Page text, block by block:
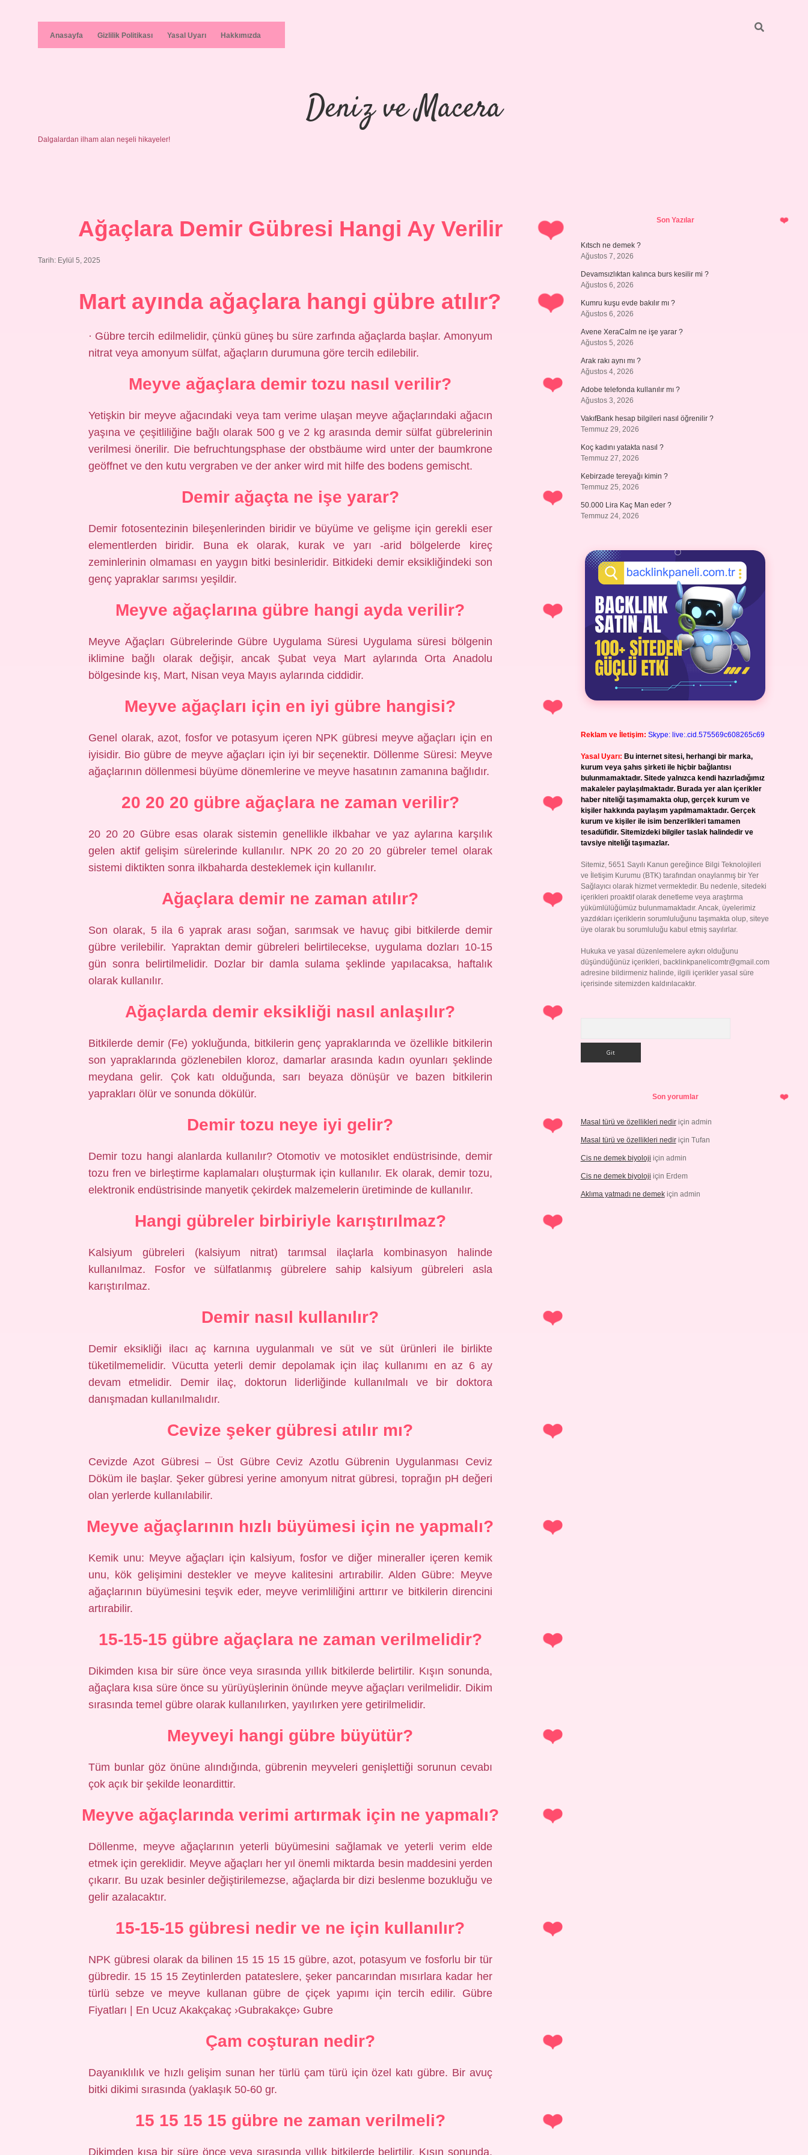
Anasayfa Gizlilik Politikası Yasal Uyarı Hakkımızda
Deniz ve Macera
Dalgalardan ilham alan neşeli hikayeler!
Ağaçlara Demir Gübresi Hangi Ay Verilir
Tarih: Eylül 5, 2025
Mart ayında ağaçlara hangi gübre atılır?
· Gübre tercih edilmelidir, çünkü güneş bu süre zarfında ağaçlarda başlar. Amonyum
nitrat veya amonyum sülfat, ağaçların durumuna göre tercih edilebilir.
Meyve ağaçlara demir tozu nasıl verilir?
Yetişkin bir meyve ağacındaki veya tam verime ulaşan meyve ağaçlarındaki ağacın
yaşına ve çeşitliliğine bağlı olarak 500 g ve 2 kg arasında demir sülfat gübrelerinin
verilmesi önerilir. Die befruchtungsphase der obstbäume wird unter der baumkrone
geöffnet ve den kutu vergraben ve der anker wird mit hilfe des bodens gemischt.
Demir ağaçta ne işe yarar?
Demir fotosentezinin bileşenlerinden biridir ve büyüme ve gelişme için gerekli eser
elementlerden biridir. Buna ek olarak, kurak ve yarı -arid bölgelerde kireç
zeminlerinin olmaması en yaygın bitki besinleridir. Bitkideki demir eksikliğindeki son
genç yapraklar sarımsı yeşildir.
Meyve ağaçlarına gübre hangi ayda verilir?
Meyve Ağaçları Gübrelerinde Gübre Uygulama Süresi Uygulama süresi bölgenin
iklimine bağlı olarak değişir, ancak Şubat veya Mart aylarında Orta Anadolu
bölgesinde kış, Mart, Nisan veya Mayıs aylarında ciddidir.
Meyve ağaçları için en iyi gübre hangisi?
Genel olarak, azot, fosfor ve potasyum içeren NPK gübresi meyve ağaçları için en
iyisidir. Bio gübre de meyve ağaçları için iyi bir seçenektir. Döllenme Süresi: Meyve
ağaçlarının döllenmesi büyüme dönemlerine ve meyve hasatının zamanına bağlıdır.
20 20 20 gübre ağaçlara ne zaman verilir?
20 20 20 Gübre esas olarak sistemin genellikle ilkbahar ve yaz aylarına karşılık
gelen aktif gelişim sürelerinde kullanılır. NPK 20 20 20 20 gübreler temel olarak
sistemi diktikten sonra ilkbaharda desteklemek için kullanılır.
Ağaçlara demir ne zaman atılır?
Son olarak, 5 ila 6 yaprak arası soğan, sarımsak ve havuç gibi bitkilerde demir
gübre verilebilir. Yapraktan demir gübreleri belirtilecekse, uygulama dozları 10-15
gün sonra belirtilmelidir. Dozlar bir damla sulama şeklinde yapılacaksa, haftalık
olarak kullanılır.
Ağaçlarda demir eksikliği nasıl anlaşılır?
Bitkilerde demir (Fe) yokluğunda, bitkilerin genç yapraklarında ve özellikle bitkilerin
son yapraklarında gözlenebilen kloroz, damarlar arasında kadın oyunları şeklinde
meydana gelir. Çok katı olduğunda, sarı beyaza dönüşür ve bazen bitkilerin
yaprakları ölür ve sonunda dökülür.
Demir tozu neye iyi gelir?
Demir tozu hangi alanlarda kullanılır? Otomotiv ve motosiklet endüstrisinde, demir
tozu fren ve birleştirme kaplamaları oluşturmak için kullanılır. Ek olarak, demir tozu,
elektronik endüstrisinde manyetik çekirdek malzemelerin üretiminde de kullanılır.
Hangi gübreler birbiriyle karıştırılmaz?
Kalsiyum gübreleri (kalsiyum nitrat) tarımsal ilaçlarla kombinasyon halinde
kullanılmaz. Fosfor ve sülfatlanmış gübrelere sahip kalsiyum gübreleri asla
karıştırılmaz.
Demir nasıl kullanılır?
Demir eksikliği ilacı aç karnına uygulanmalı ve süt ve süt ürünleri ile birlikte
tüketilmemelidir. Vücutta yeterli demir depolamak için ilaç kullanımı en az 6 ay
devam etmelidir. Demir ilaç, doktorun liderliğinde kullanılmalı ve bir doktora
danışmadan kullanılmalıdır.
Cevize şeker gübresi atılır mı?
Cevizde Azot Gübresi – Üst Gübre Ceviz Azotlu Gübrenin Uygulanması Ceviz
Döküm ile başlar. Şeker gübresi yerine amonyum nitrat gübresi, toprağın pH değeri
olan yerlerde kullanılabilir.
Meyve ağaçlarının hızlı büyümesi için ne yapmalı?
Kemik unu: Meyve ağaçları için kalsiyum, fosfor ve diğer mineraller içeren kemik
unu, kök gelişimini destekler ve meyve kalitesini artırabilir. Alden Gübre: Meyve
ağaçlarının büyümesini teşvik eder, meyve verimliliğini arttırır ve bitkilerin direncini
artırabilir.
15-15-15 gübre ağaçlara ne zaman verilmelidir?
Dikimden kısa bir süre önce veya sırasında yıllık bitkilerde belirtilir. Kışın sonunda,
ağaçlara kısa süre önce su yürüyüşlerinin önünde meyve ağaçları verilmelidir. Dikim
sırasında temel gübre olarak kullanılırken, yayılırken yere getirilmelidir.
Meyveyi hangi gübre büyütür?
Tüm bunlar göz önüne alındığında, gübrenin meyveleri genişlettiği sorunun cevabı
çok açık bir şekilde leonardittir.
Meyve ağaçlarında verimi artırmak için ne yapmalı?
Döllenme, meyve ağaçlarının yeterli büyümesini sağlamak ve yeterli verim elde
etmek için gereklidir. Meyve ağaçları her yıl önemli miktarda besin maddesini yerden
çıkarır. Bu uzak besinler değiştirilemezse, ağaçlarda bir dizi beslenme bozukluğu ve
gelir azalacaktır.
15-15-15 gübresi nedir ve ne için kullanılır?
NPK gübresi olarak da bilinen 15 15 15 15 gübre, azot, potasyum ve fosforlu bir tür
gübredir. 15 15 15 Zeytinlerden patateslere, şeker pancarından mısırlara kadar her
türlü sebze ve meyve kullanan gübre de çiçek yapımı için tercih edilir. Gübre
Fiyatları | En Ucuz Akakçakaç ›Gubrakakçe› Gubre
Çam coşturan nedir?
Dayanıklılık ve hızlı gelişim sunan her türlü çam türü için özel katı gübre. Bir avuç
bitki dikimi sırasında (yaklaşık 50-60 gr.
15 15 15 15 gübre ne zaman verilmeli?
Dikimden kısa bir süre önce veya sırasında yıllık bitkilerde belirtilir. Kışın sonunda,
SidebarSon Yazılar
Kıtsch ne demek ?
Ağustos 7, 2026
Devamsızlıktan kalınca burs kesilir mi ?
Ağustos 6, 2026
Kumru kuşu evde bakılır mı ?
Ağustos 6, 2026
Avene XeraCalm ne işe yarar ?
Ağustos 5, 2026
Arak rakı aynı mı ?
Ağustos 4, 2026
Adobe telefonda kullanılır mı ?
Ağustos 3, 2026
VakıfBank hesap bilgileri nasıl öğrenilir ?
Temmuz 29, 2026
Koç kadını yatakta nasıl ?
Temmuz 27, 2026
Kebirzade tereyağı kimin ?
Temmuz 25, 2026
50.000 Lira Kaç Man eder ?
Temmuz 24, 2026
Reklam ve İletişim: Skype: live:.cid.575569c608265c69
Yasal Uyarı: Bu internet sitesi, herhangi bir marka,
kurum veya şahıs şirketi ile hiçbir bağlantısı
bulunmamaktadır. Sitede yalnızca kendi hazırladığımız
makaleler paylaşılmaktadır. Burada yer alan içerikler
haber niteliği taşımamakta olup, gerçek kurum ve
kişiler hakkında paylaşım yapılmamaktadır. Gerçek
kurum ve kişiler ile isim benzerlikleri tamamen
tesadüfidir. Sitemizdeki bilgiler taslak halindedir ve
tavsiye niteliği taşımazlar.
Sitemiz, 5651 Sayılı Kanun gereğince Bilgi Teknolojileri
ve İletişim Kurumu (BTK) tarafından onaylanmış bir Yer
Sağlayıcı olarak hizmet vermektedir. Bu nedenle, sitedeki
içerikleri proaktif olarak denetleme veya araştırma
yükümlülüğümüz bulunmamaktadır. Ancak, üyelerimiz
yazdıkları içeriklerin sorumluluğunu taşımakta olup, siteye
üye olarak bu sorumluluğu kabul etmiş sayılırlar.
Hukuka ve yasal düzenlemelere aykırı olduğunu
düşündüğünüz içerikleri, backlinkpanelicomtr@gmail.com
adresine bildirmeniz halinde, ilgili içerikler yasal süre
içerisinde sitemizden kaldırılacaktır.
Son yorumlar
Masal türü ve özellikleri nediriçin admin
Masal türü ve özellikleri nediriçin Tufan
Cis ne demek biyoloji için admin
Cis ne demek biyoloji için Erdem
Aklıma yatmadı ne demekiçin admin